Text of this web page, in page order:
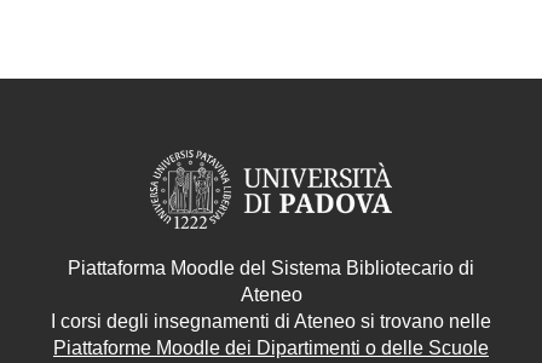
Piattaforma Moodle del Sistema Bibliotecario di
Ateneo
I corsi degli insegnamenti di Ateneo si trovano nelle
Piattaforme Moodle dei Dipartimenti o delle Scuole